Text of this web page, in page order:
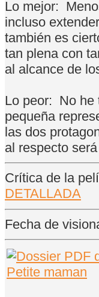
Lo mejor:
incluso
también es
tan plena con
al alcance de
Lo peor: No he
pequeña
las dos
al respecto
Crítica de la
DETALLADA
Fecha de